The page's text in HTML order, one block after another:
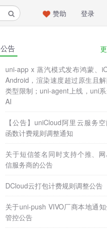
登录
赞助
公告
uni-app x 蒸汽模式发布鸿蒙、
Android，渲染速度超过原生且
类型限制；uni-agent上线，uni
AI
【公告】uniCloud阿里云服务
函数计费规则调整通知
关于短信签名同时支持个推、
信服务商的公告
DCloud云打包计费规则调整公告
关于uni-push VIVO厂商本地通
管控公告